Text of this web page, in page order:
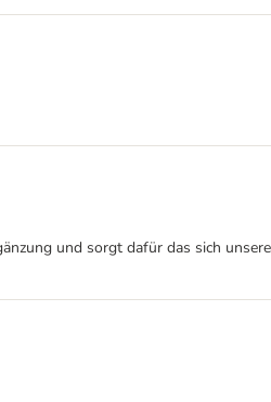
und sorgt dafür das sich